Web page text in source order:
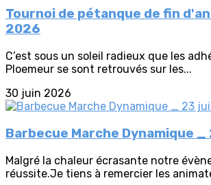
Tournoi de pétanque de fin
2026
C’est sous un soleil radieux que les
Ploemeur se sont retrouvés sur les...
30 juin 2026
Barbecue Marche Dynamique
Malgré la chaleur écrasante notre
réussite.Je tiens à remercier les